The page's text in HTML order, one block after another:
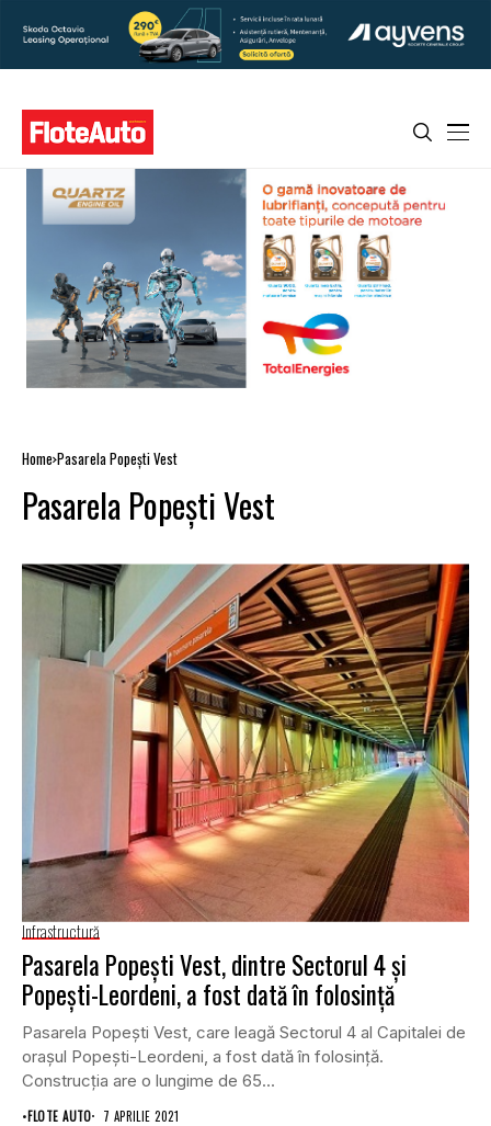
Home Pasarela Popeşti Vest
Pasarela Popeşti Vest
Infrastructură
Pasarela Popeşti Vest, dintre Sectorul 4 și
Popeşti-Leordeni, a fost dată în folosință
Pasarela Popeşti Vest, care leagă Sectorul 4 al Capitalei de
oraşul Popeşti-Leordeni, a fost dată în folosinţă.
Construcția are o lungime de 65...
•FLOTE AUTO 7 APRILIE 2021